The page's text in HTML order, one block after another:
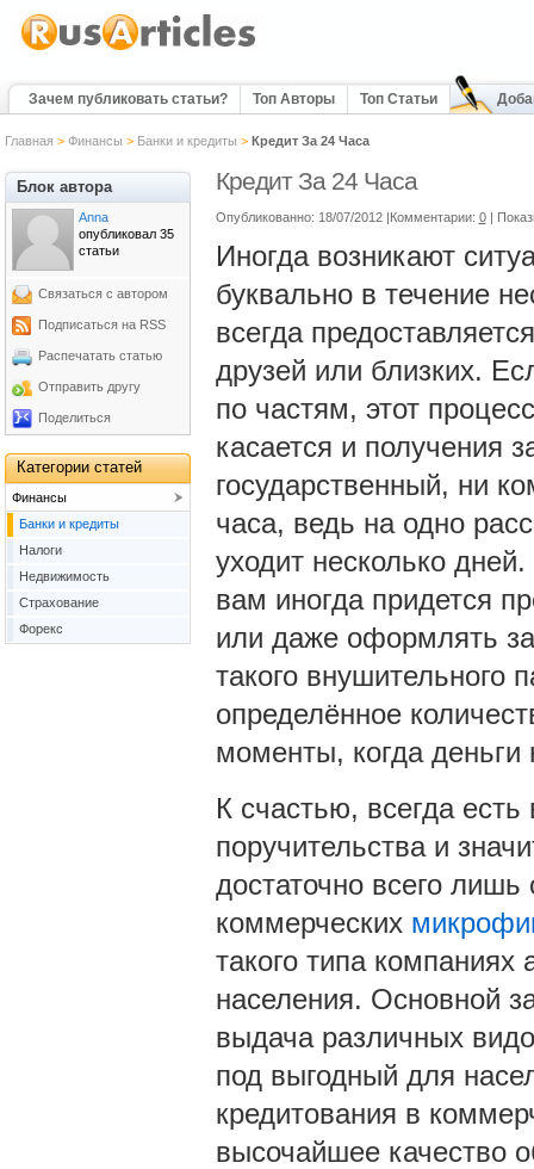
Зачем публиковать статьи? Топ Авторы Топ Статьи
Главная > Финансы > Банки и кредиты > Кредит За 24 Часа
Кредит За 24 Часа
Опубликованно: 18/07/2012 |Комментарии: 0 |
Иногда возникают
буквально в течение
всегда
друзей или близких.
по частям, этот
касается и получения
государственный, ни
часа, ведь на одно
уходит несколько
вам иногда придется
или даже оформлять
такого внушительного
определённое
моменты, когда деньги
К счастью, всегда
поручительства и
достаточно всего
коммерческих
такого типа
населения. Основной
выдача различных
под выгодный для
кредитования в
высочайшее качество
Блок автора
Anna
опубликовал 35
статьи
Связаться с автором
Подписаться на RSS
Распечатать статью
Отправить другу
Поделиться
Категории статей
Финансы
Банки и кредиты
Налоги
Недвижимость
Страхование
Форекс